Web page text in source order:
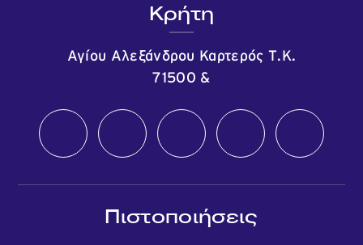
Κρήτη
Αγίου Αλεξάνδρου Καρτερός Τ.Κ.
71500 &
Πιστοποιήσεις